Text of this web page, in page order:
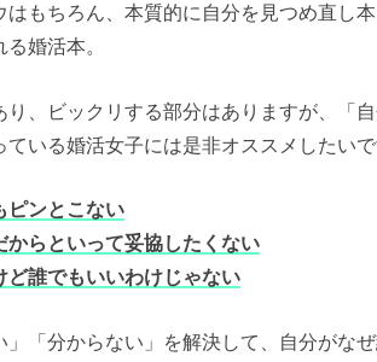
はもちろん、本質的に自分を見つめ直し
婚活本。
り、ビックリする部分はありますが、「
いる婚活女子には是非オススメしたいで
ピンとこない
からといって妥協したくない
ど誰でもいいわけじゃない
」「分からない」を解決して、自分がな